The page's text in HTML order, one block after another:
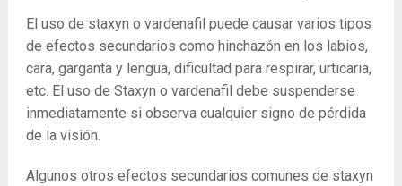
El uso de staxyn o vardenafil puede causar varios tipos
de efectos secundarios como hinchazón en los labios,
cara, garganta y lengua, dificultad para respirar, urticaria,
etc. El uso de Staxyn o vardenafil debe suspenderse
inmediatamente si observa cualquier signo de pérdida
de la visión.
Algunos otros efectos secundarios comunes de staxyn